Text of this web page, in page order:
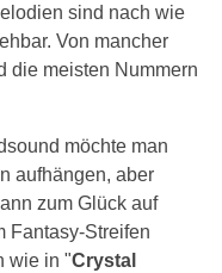
sind nach wie
Von mancher
die meisten Nummern
möchte man
aufhängen, aber
zum Glück auf
Fantasy-Streifen
wie in "Crystal